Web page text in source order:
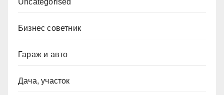
Бизнес советник
Гараж и авто
Дача, участок